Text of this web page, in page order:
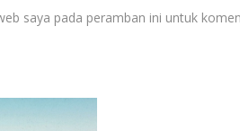
saya pada peramban ini untuk